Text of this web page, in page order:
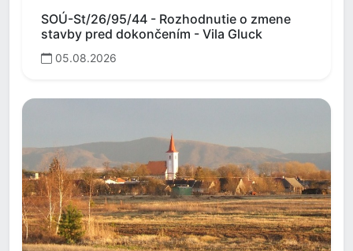
SOÚ-St/26/95/44 - Rozhodnutie o zmene
stavby pred dokončením - Vila Gluck
05.08.2026